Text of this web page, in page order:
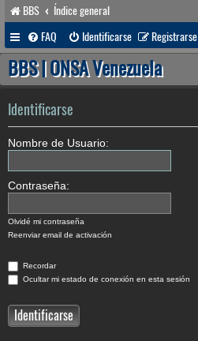
BBS
Índice general
FAQ
Identificarse Registrarse
BBS | ONSA Venezuela
Identificarse
Nombre de Usuario:
Contraseña:
Olvidé mi contraseña
Reenviar email de activación
Recordar
Ocultar mi estado de conexión en esta sesión